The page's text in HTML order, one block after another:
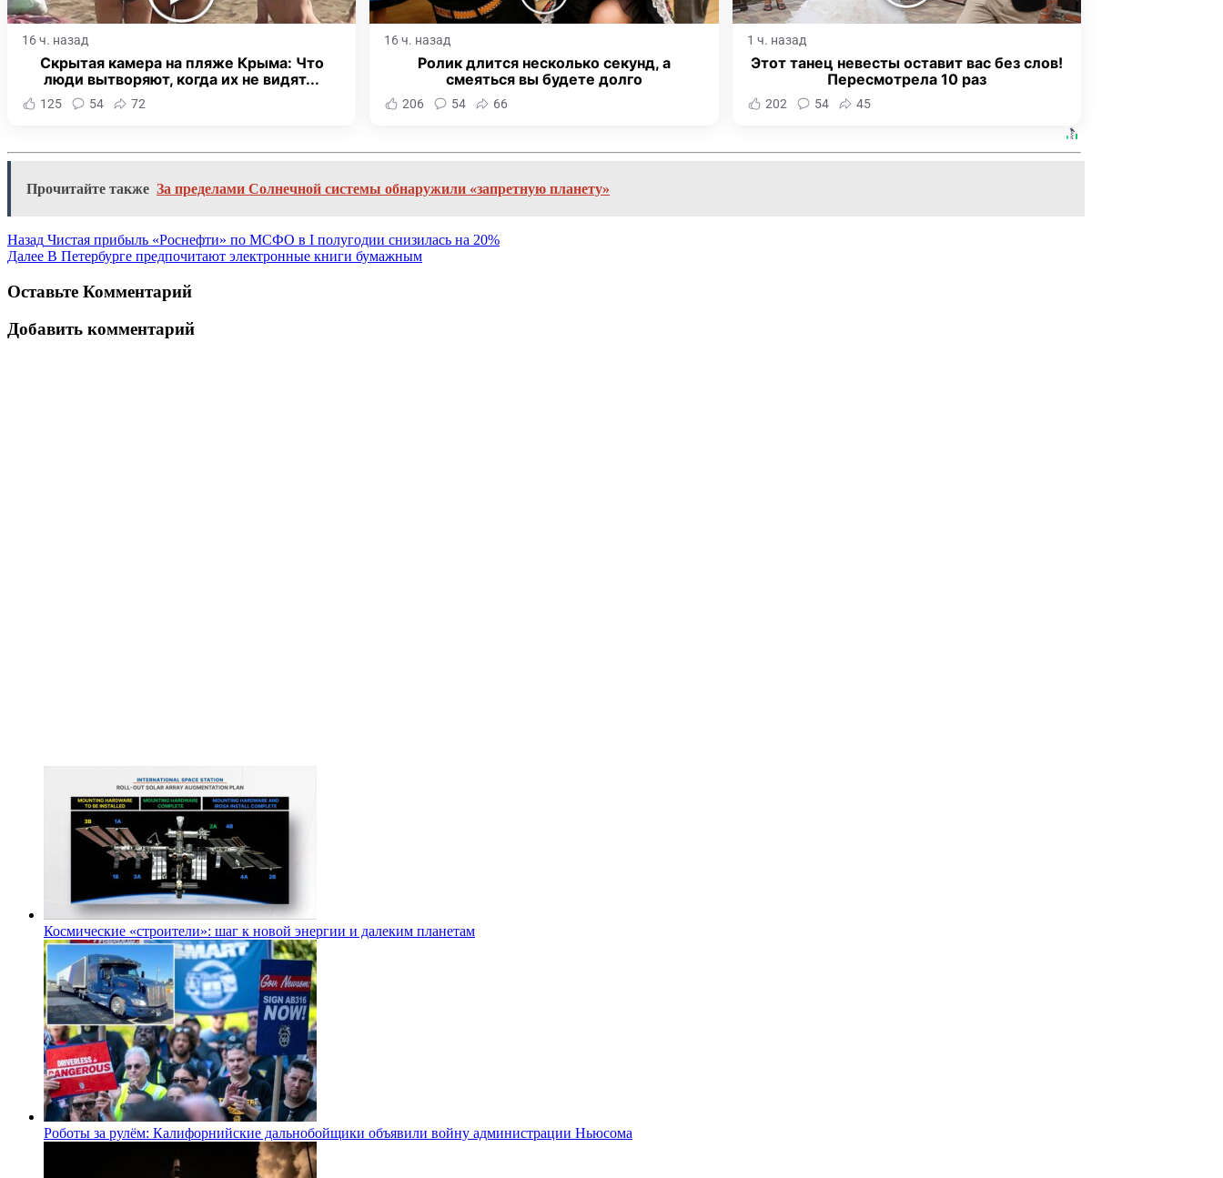
16 ч. назад
Скрытая камера на пляже Крыма: Что
люди вытворяют, когда их не видят...
125 54 72
16 ч. назад
Ролик длится несколько секунд, а
смеяться вы будете долго
206 54 66
1 ч. назад
Этот танец невесты оставит вас без слов!
Пересмотрела 10 раз
202 54 45
Прочитайте также За пределами Солнечной системы обнаружили «запретную планету»
Назад Чистая прибыль «Роснефти» по МСФО в I полугодии снизилась на 20%
Далее В Петербурге предпочитают электронные книги бумажным
Оставьте Комментарий
Добавить комментарий
Космические «строители»: шаг к новой энергии и далеким планетам
Роботы за рулём: Калифорнийские дальнобойщики объявили войну администрации Ньюсома